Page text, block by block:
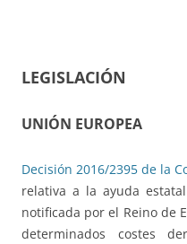
LEGISLACIÓN
UNIÓN EUROPEA
Decisión 2016/2395 de la
relativa a la ayuda estatal
notificada por el Reino de
determinados costes